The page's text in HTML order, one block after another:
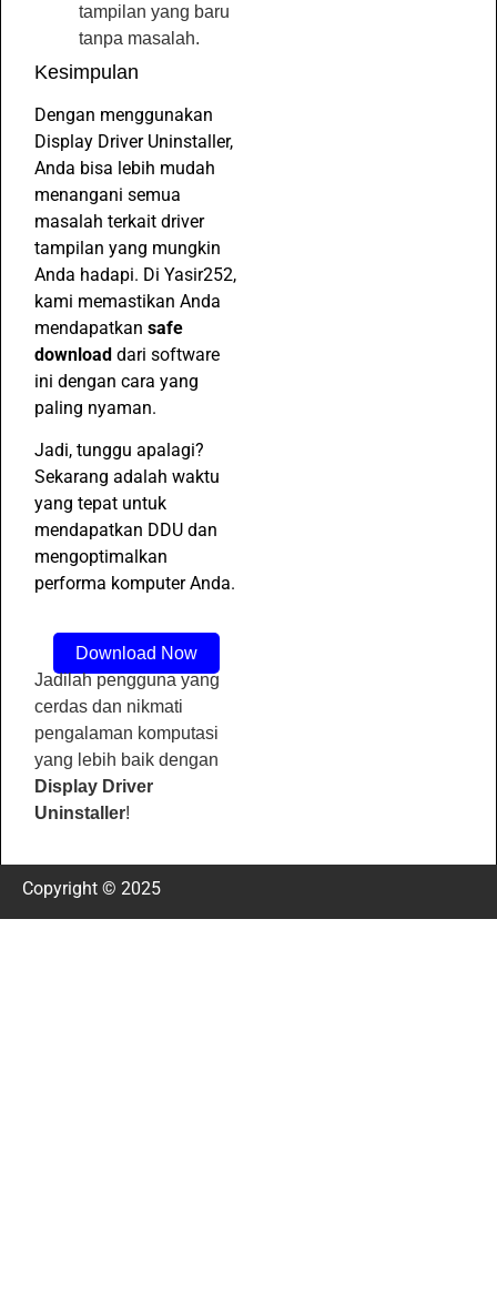
tampilan yang baru
tanpa masalah.
Kesimpulan
Dengan menggunakan
Display Driver Uninstaller,
Anda bisa lebih mudah
menangani semua
masalah terkait driver
tampilan yang mungkin
Anda hadapi. Di Yasir252,
kami memastikan Anda
mendapatkan safe
download dari software
ini dengan cara yang
paling nyaman.
Jadi, tunggu apalagi?
Sekarang adalah waktu
yang tepat untuk
mendapatkan DDU dan
mengoptimalkan
performa komputer Anda.
Download Now
Jadilah pengguna yang
cerdas dan nikmati
pengalaman komputasi
yang lebih baik dengan
Display Driver
Uninstaller!
Copyright © 2025